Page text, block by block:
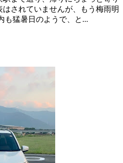
されていませんが、もう梅雨明
猛暑日のようで、と...